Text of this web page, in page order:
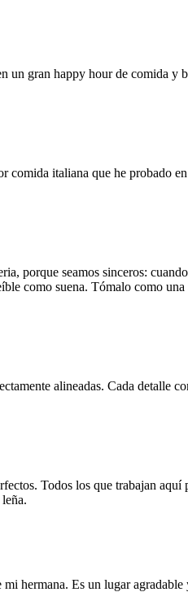
gran happy hour de comida y
comida italiana que he
porque seamos sinceros:
como suena. Tómalo como
alineadas. Cada detalle
Todos los que trabajan
hermana. Es un lugar